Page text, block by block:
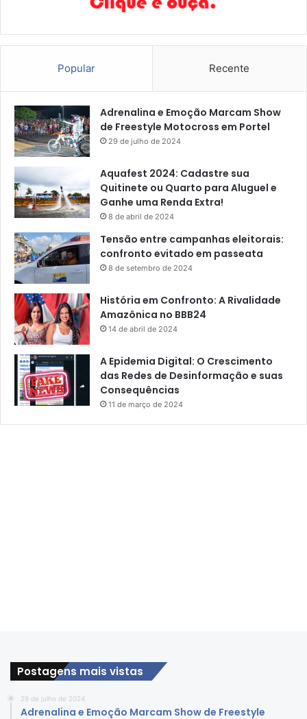
Popular Recente
Adrenalina e Emoção Marcam Show
de Freestyle Motocross em Portel
29 de julho de 2024
Aquafest 2024: Cadastre sua
Quitinete ou Quarto para Aluguel e
Ganhe uma Renda Extra!
8 de abril de 2024
Tensão entre campanhas eleitorais:
confronto evitado em passeata
8 de setembro de 2024
História em Confronto: A Rivalidade
Amazônica no BBB24
14 de abril de 2024
A Epidemia Digital: O Crescimento
das Redes de Desinformação e suas
Consequências
11 de março de 2024
Postagens mais vistas
29 de julho de 2024
Adrenalina e Emoção Marcam Show de Freestyle